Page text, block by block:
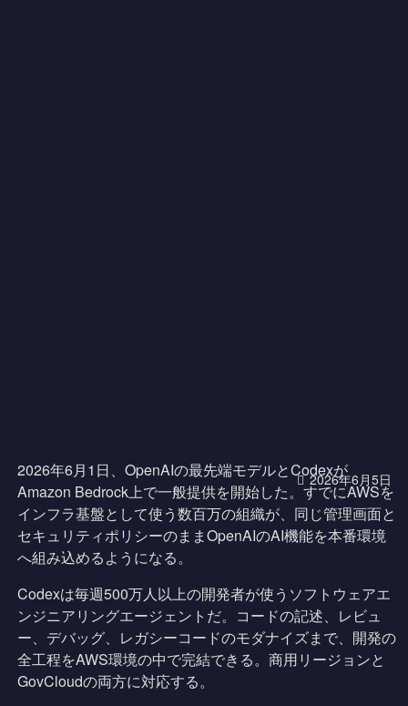
2026年6月5日
2026年6月1日、OpenAIの最先端モデルとCodexが
Amazon Bedrock上で一般提供を開始した。すでにAWSを
インフラ基盤として使う数百万の組織が、同じ管理画面と
セキュリティポリシーのままOpenAIのAI機能を本番環境
へ組み込めるようになる。
Codexは毎週500万人以上の開発者が使うソフトウェアエ
ンジニアリングエージェントだ。コードの記述、レビュ
ー、デバッグ、レガシーコードのモダナイズまで、開発の
全工程をAWS環境の中で完結できる。商用リージョンと
GovCloudの両方に対応する。